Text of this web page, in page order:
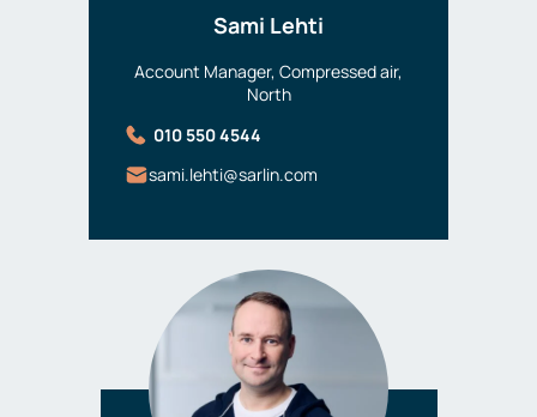
Sami Lehti
Account Manager, Compressed air,
North
010 550 4544
sami.lehti@sarlin.com